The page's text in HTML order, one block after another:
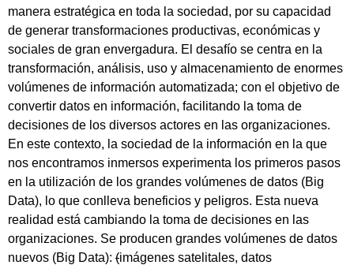
manera estratégica en toda la sociedad, por su capacidad
de generar transformaciones productivas, económicas y
sociales de gran envergadura. El desafío se centra en la
transformación, análisis, uso y almacenamiento de enormes
volúmenes de información automatizada; con el objetivo de
convertir datos en información, facilitando la toma de
decisiones de los diversos actores en las organizaciones.
En este contexto, la sociedad de la información en la que
nos encontramos inmersos experimenta los primeros pasos
en la utilización de los grandes volúmenes de datos (Big
Data), lo que conlleva beneficios y peligros. Esta nueva
realidad está cambiando la toma de decisiones en las
organizaciones. Se producen grandes volúmenes de datos
nuevos (Big Data): (imágenes satelitales, datos